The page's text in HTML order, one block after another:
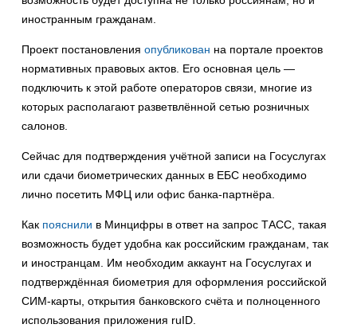
иностранным гражданам.
Проект постановления опубликован на портале проектов
нормативных правовых актов. Его основная цель —
подключить к этой работе операторов связи, многие из
которых располагают разветвлённой сетью розничных
салонов.
Сейчас для подтверждения учётной записи на Госуслугах
или сдачи биометрических данных в ЕБС необходимо
лично посетить МФЦ или офис банка-партнёра.
Как пояснили в Минцифры в ответ на запрос ТАСС, такая
возможность будет удобна как российским гражданам, так
и иностранцам. Им необходим аккаунт на Госуслугах и
подтверждённая биометрия для оформления российской
СИМ-карты, открытия банковского счёта и полноценного
использования приложения ruID.